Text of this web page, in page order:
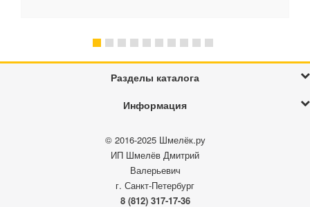
Разделы каталога
Информация
© 2016-2025 Шмелёк.ру
ИП Шмелёв Дмитрий
Валерьевич
г. Санкт-Петербург
8 (812) 317-17-36